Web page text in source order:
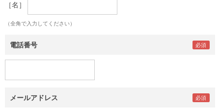
［名］
（全角で入力してください）
電話番号
メールアドレス